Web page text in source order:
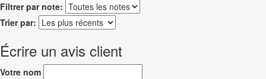
Filtrer par note:
Trier par:
Écrire un avis client
Votre nom